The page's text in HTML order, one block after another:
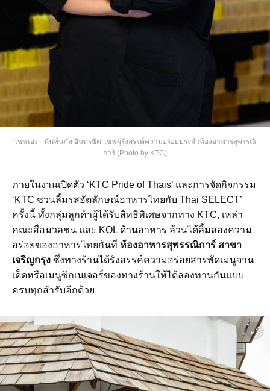
'เชฟเอ่ง - นันท์นภัส อินทรชิต' เชฟผู้รังสรรค์ความอร่อยประจำห้องอาหารสุพรรณิ
การ์ (Photo by KTC)
ภายในงานเปิดตัว ‘KTC Pride of Thais’ และการจัดกิจกรรม
‘KTC ชวนลิ้มรสอัตลักษณ์อาหารไทยกับ Thai SELECT’
ครั้งนี้ ทั้งกลุ่มลูกค้าผู้ได้รับสิทธิพิเศษจากทาง KTC, เหล่า
คณะสื่อมวลชน และ KOL ด้านอาหาร ล้วนได้ลิ้มลองความ
อร่อยของอาหารไทยกันที่ ห้องอาหารสุพรรณิการ์ สาขา
เจริญกรุง ซึ่งทางร้านได้รังสรรค์ความอร่อยสารพัดเมนูจาน
เด็ดหรือเมนูซิกเนเจอร์ของทางร้านให้ได้ลองทานกันแบบ
ครบทุกสำรับอีกด้วย